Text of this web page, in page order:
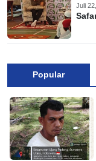
Juli
Popular